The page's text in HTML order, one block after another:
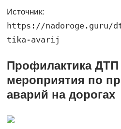
Источник:
https://nadoroge.guru/
tika-avarij
Профилактика ДТП
мероприятия по
аварий на дорогах